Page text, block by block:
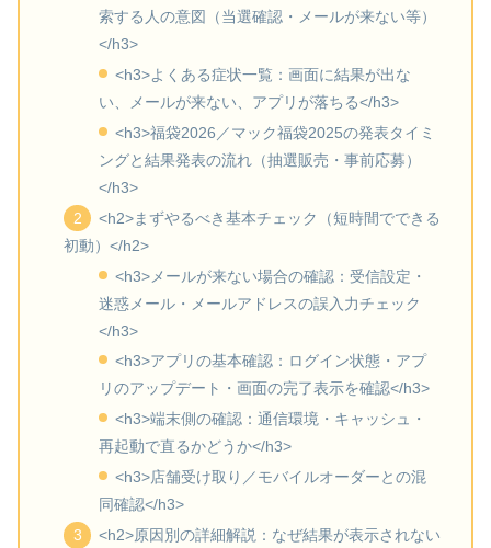
索する人の意図（当選確認・メールが来ない等）
</h3>
<h3>よくある症状一覧：画面に結果が出な
い、メールが来ない、アプリが落ちる</h3>
<h3>福袋2026／マック福袋2025の発表タイミ
ングと結果発表の流れ（抽選販売・事前応募）
</h3>
<h2>まずやるべき基本チェック（短時間でできる
初動）</h2>
<h3>メールが来ない場合の確認：受信設定・
迷惑メール・メールアドレスの誤入力チェック
</h3>
<h3>アプリの基本確認：ログイン状態・アプ
リのアップデート・画面の完了表示を確認</h3>
<h3>端末側の確認：通信環境・キャッシュ・
再起動で直るかどうか</h3>
<h3>店舗受け取り／モバイルオーダーとの混
同確認</h3>
<h2>原因別の詳細解説：なぜ結果が表示されない